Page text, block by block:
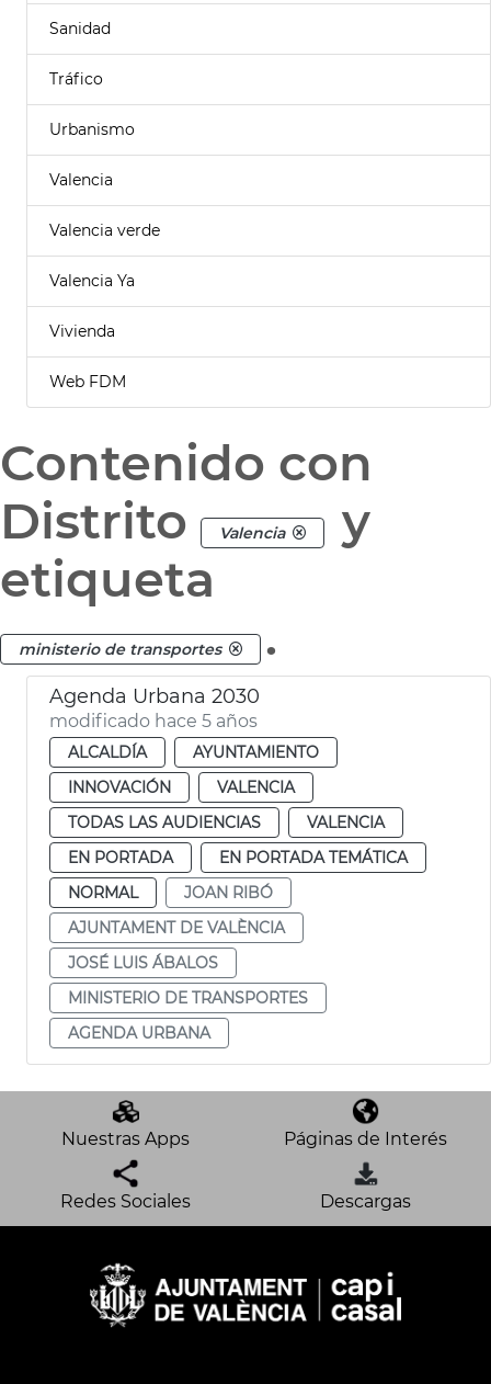
Sanidad
Tráfico
Urbanismo
Valencia
Valencia verde
Valencia Ya
Vivienda
Web FDM
Contenido con
Distrito
Valencia
y
etiqueta
ministerio de transportes .
Agenda Urbana 2030
modificado hace 5 años
ALCALDÍA
AYUNTAMIENTO
INNOVACIÓN
VALENCIA
TODAS LAS AUDIENCIAS
VALENCIA
EN PORTADA
EN PORTADA TEMÁTICA
NORMAL
JOAN RIBÓ
AJUNTAMENT DE VALÈNCIA
JOSÉ LUIS ÁBALOS
MINISTERIO DE TRANSPORTES
AGENDA URBANA
Nuestras Apps Páginas de Interés
Redes Sociales Descargas